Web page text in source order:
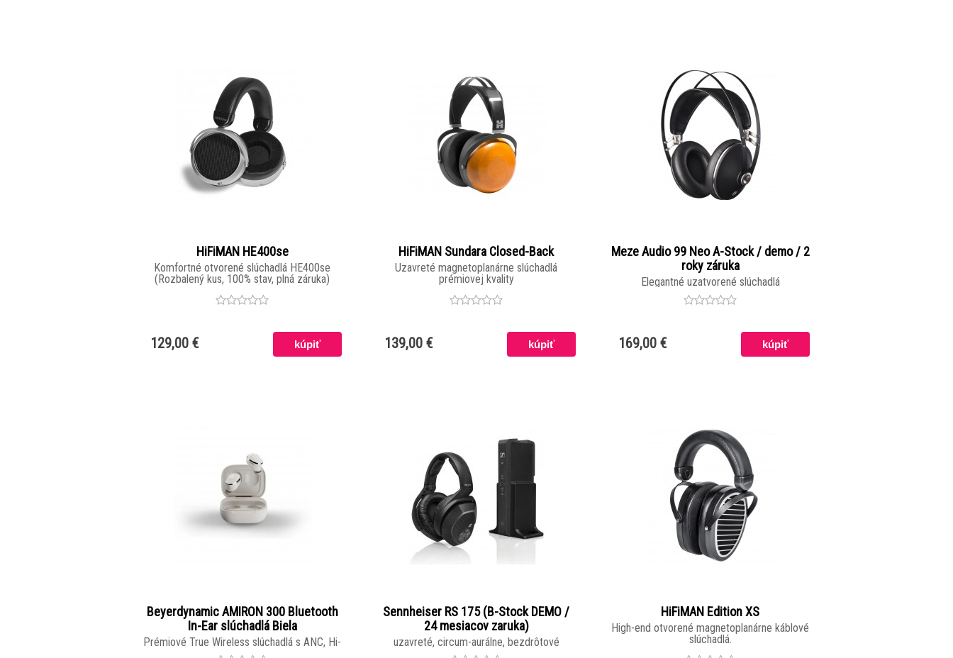
HiFiMAN HE400se
Komfortné otvorené slúchadlá HE400se
(Rozbalený kus, 100% stav, plná záruka)
129,00 €
HiFiMAN Sundara Closed-Back
Uzavreté magnetoplanárne slúchadlá
prémiovej kvality
139,00 €
Meze Audio 99 Neo A-Stock / demo / 2
roky záruka
Elegantné uzatvorené slúchadlá
169,00 €
Beyerdynamic AMIRON 300 Bluetooth
In-Ear slúchadlá Biela
Prémiové True Wireless slúchadlá s ANC, Hi-
Res zvukom, čistými hovormi a výdržou
Sennheiser RS 175 (B-Stock DEMO /
24 mesiacov zaruka)
uzavreté, circum-aurálne, bezdrôtové
slúchadlá s digitálnym prenosom
HiFiMAN Edition XS
High-end otvorené magnetoplanárne káblové
slúchadlá.